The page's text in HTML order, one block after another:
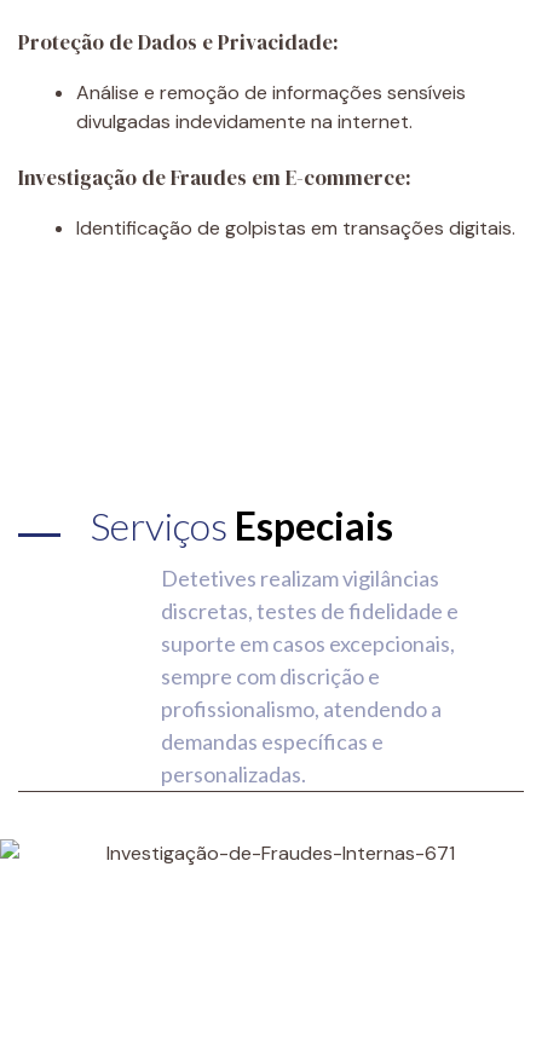
Proteção de Dados e Privacidade:
Análise e remoção de informações sensíveis
divulgadas indevidamente na internet.
Investigação de Fraudes em E-commerce:
Identificação de golpistas em transações digitais.
Serviços Especiais
Detetives realizam vigilâncias
discretas, testes de fidelidade e
suporte em casos excepcionais,
sempre com discrição e
profissionalismo, atendendo a
demandas específicas e
personalizadas.